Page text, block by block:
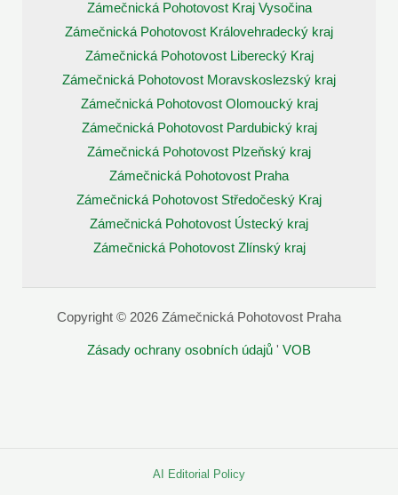
Zámečnická Pohotovost Kraj Vysočina
Zámečnická Pohotovost Královehradecký kraj
Zámečnická Pohotovost Liberecký Kraj
Zámečnická Pohotovost Moravskoslezský kraj
Zámečnická Pohotovost Olomoucký kraj
Zámečnická Pohotovost Pardubický kraj
Zámečnická Pohotovost Plzeňský kraj
Zámečnická Pohotovost Praha
Zámečnická Pohotovost Středočeský Kraj
Zámečnická Pohotovost Ústecký kraj
Zámečnická Pohotovost Zlínský kraj
Copyright © 2026 Zámečnická Pohotovost Praha
Zásady ochrany osobních údajů ' VOB
AI Editorial Policy